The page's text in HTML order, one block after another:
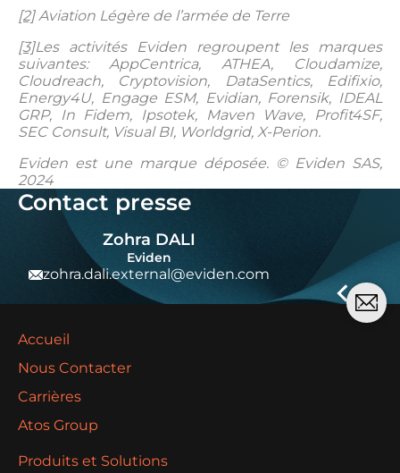
[2]Aviation Légère de l’armée de Terre
[3]Les activités Eviden regroupent les marques
suivantes: AppCentrica, ATHEA, Cloudamize,
Cloudreach, Cryptovision, DataSentics, Edifixio,
Energy4U, Engage ESM, Evidian, Forensik, IDEAL
GRP, In Fidem, Ipsotek, Maven Wave, Profit4SF,
SEC Consult, Visual BI, Worldgrid, X-Perion.
Eviden est une marque déposée. © Eviden SAS,
2024
Contact presse
Zohra DALI
Eviden
zohra.dali.external@eviden.com
Accueil
Nous Contacter
Carrières
Atos Group
Produits et Solutions